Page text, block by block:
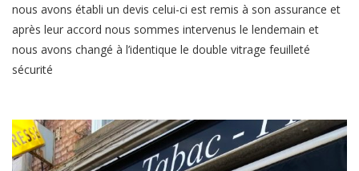
nous avons établi un devis celui-ci est remis à son assurance et
après leur accord nous sommes intervenus le lendemain et
nous avons changé à l’identique le double vitrage feuilleté
sécurité